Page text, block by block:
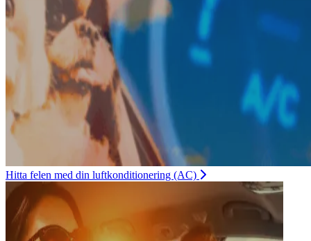
Hitta felen med din luftkonditionering (AC)